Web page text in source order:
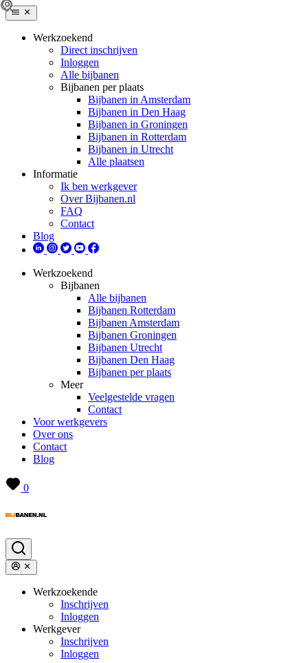
Werkzoekend
Direct inschrijven
Inloggen
Alle bijbanen
Bijbanen per plaats
Bijbanen in Amsterdam
Bijbanen in Den Haag
Bijbanen in Groningen
Bijbanen in Rotterdam
Bijbanen in Utrecht
Alle plaatsen
Informatie
Ik ben werkgever
Over Bijbanen.nl
FAQ
Contact
Blog
Werkzoekend
Bijbanen
Alle bijbanen
Bijbanen Rotterdam
Bijbanen Amsterdam
Bijbanen Groningen
Bijbanen Utrecht
Bijbanen Den Haag
Bijbanen per plaats
Meer
Veelgestelde vragen
Contact
Voor werkgevers
Over ons
Contact
Blog
0
Werkzoekende
Inschrijven
Inloggen
Werkgever
Inschrijven
Inloggen